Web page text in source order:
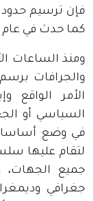
فإن ترسيم
كما حدث في عام 1948.
ومنذ الساعات
والجرافات
الأمر
السياسي أو
في وضع أساسات
لتقام عليها
جميع الجهات،
جغرافي